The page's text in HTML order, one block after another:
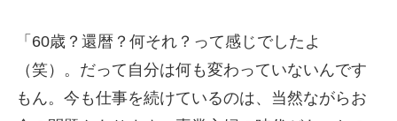
「60歳？還暦？何それ？って感じでしたよ
（笑）。だって自分は何も変わっていないんです
もん。今も仕事を続けているのは、当然ながらお